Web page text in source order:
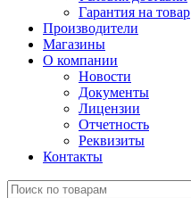
Гарантия на товар
Производители
Магазины
О компании
Новости
Документы
Лицензии
Отчетность
Реквизиты
Контакты